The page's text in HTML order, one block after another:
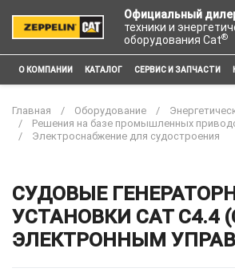
Официальный
техники и
оборудования Cat®
О КОМПАНИИ КАТАЛОГ СЕРВИС И ЗАПЧАСТИ
Главная Оборудование
Решения на базе промышленных
Электроснабжение для судостроения
СУДОВЫЕ
УСТАНОВКИ CAT C4.4
ЭЛЕКТРОННЫМ